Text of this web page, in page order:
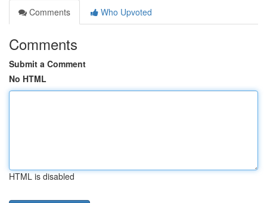
Comments
Who Upvoted
Comments
Submit a Comment
No HTML
HTML is disabled